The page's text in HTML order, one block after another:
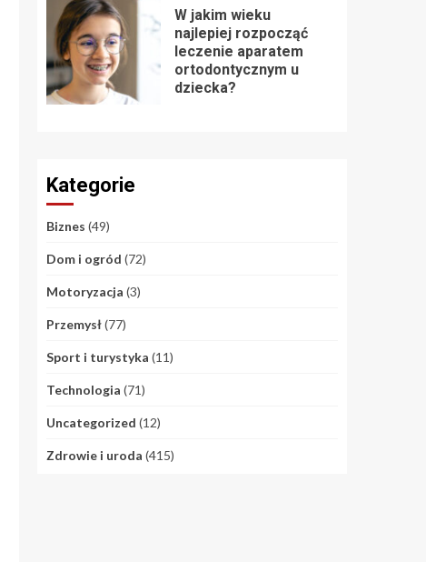
W jakim wieku
najlepiej rozpocząć
leczenie aparatem
ortodontycznym u
dziecka?
Kategorie
Biznes (49)
Dom i ogród (72)
Motoryzacja (3)
Przemysł(77)
Sport i turystyka (11)
Technologia (71)
Uncategorized (12)
Zdrowie i uroda (415)